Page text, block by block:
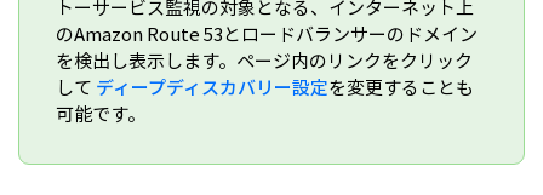
トーサービス監視の対象となる、インターネット上
のAmazon Route 53とロードバランサーのドメイン
を検出し表示します。ページ内のリンクをクリック
して ディープディスカバリー設定を変更することも
可能です。